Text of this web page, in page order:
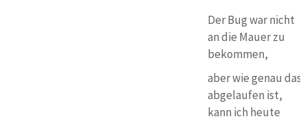
Der Bug war nicht
an die Mauer zu
bekommen,
aber wie genau das
abgelaufen ist,
kann ich heute